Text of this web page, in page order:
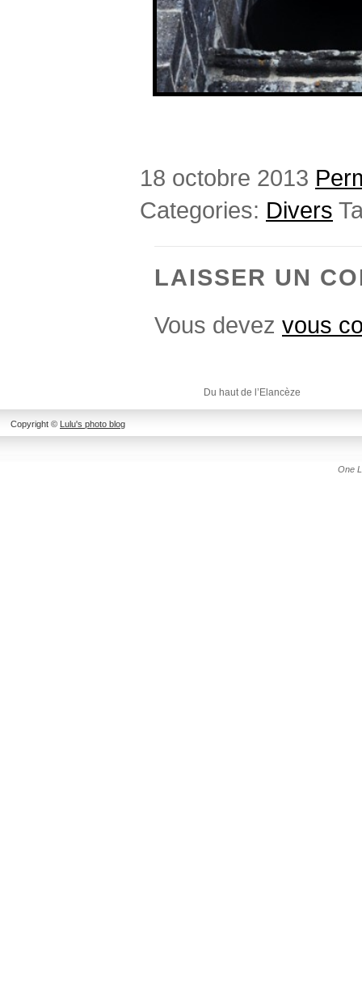
18 octobre 2013
Categories: Divers
LAISSER UN
Vous devez vous
Du haut de l’Elancèze
Copyright © Lulu's photo blog
One